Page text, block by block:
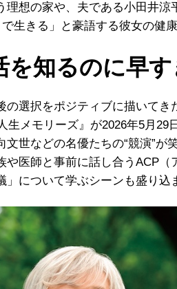
理想の家や、夫である小田井
で生きる」と豪語する彼女の健
を知るのに早
選択をポジティブに描いてき
生メモリーズ』が2026年5月29
文世などの名優たちの“競演”が
や医師と事前に話し合うACP
」について学ぶシーンも盛り込